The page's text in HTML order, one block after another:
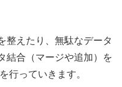
整えたり、無駄なデータ
結合（マージや追加）を
行っていきます。